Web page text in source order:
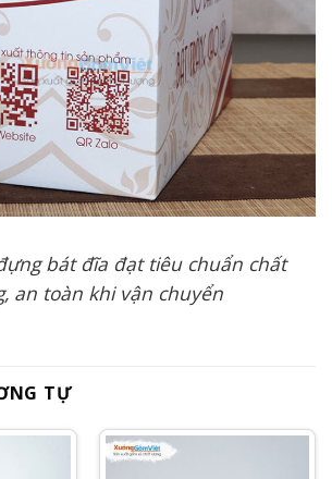
bát đĩa đạt tiêu chuẩn chất
an toàn khi vận chuyển
TỰ